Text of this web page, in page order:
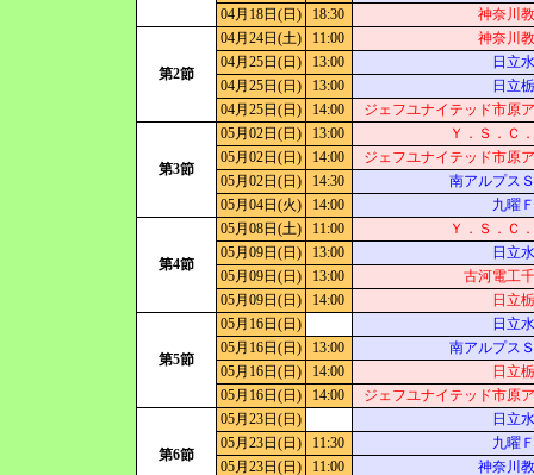
04月18日(日)
18:30 神奈川
第2節
04月24日(土) 11:00
神奈川
04月25日(日)
13:00
日立
04月25日(日)
13:00
日立
04月25日(日)
14:00 ジェフユナイテッド市原
第3節
05月02日(日) 13:00
Ｙ．Ｓ．Ｃ
05月02日(日)
14:00
ジェフユナイテッド市原
05月02日(日)
14:30
南アルプス
05月04日(火)
14:00 九曜
第4節
05月08日(土) 11:00
Ｙ．Ｓ．Ｃ
05月09日(日)
13:00
日立
05月09日(日)
13:00
古河電工
05月09日(日)
14:00 日立
第5節
05月16日(日)
日立
05月16日(日)
13:00
南アルプス
05月16日(日)
14:00
日立
05月16日(日)
14:00 ジェフユナイテッド市原
第6節
05月23日(日)
日立
05月23日(日)
11:30
九曜
05月23日(日)
11:00
神奈川